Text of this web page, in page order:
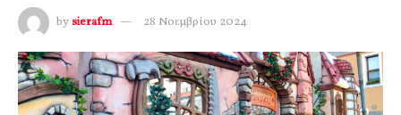
by sierafm 28 Νοεμβρίου 2024